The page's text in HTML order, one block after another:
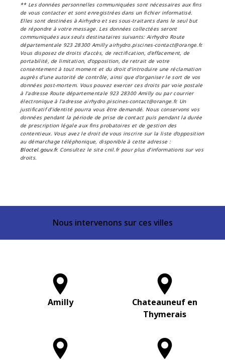
** Les données personnelles communiquées sont nécessaires aux fins
de vous contacter et sont enregistrées dans un fichier informatisé.
Elles sont destinées à Airhydro et ses sous-traitants dans le seul but
de répondre à votre message. Les données collectées seront
communiquées aux seuls destinataires suivants: Airhydro Route
départementale 923 28300 Amilly airhydro.piscines-contact@orange.fr.
Vous disposez de droits d’accès, de rectification, d’effacement, de
portabilité, de limitation, d’opposition, de retrait de votre
consentement à tout moment et du droit d’introduire une réclamation
auprès d’une autorité de contrôle, ainsi que d’organiser le sort de vos
données post-mortem. Vous pouvez exercer ces droits par voie postale
à l'adresse Route départementale 923 28300 Amilly ou par courrier
électronique à l'adresse airhydro.piscines-contact@orange.fr. Un
justificatif d'identité pourra vous être demandé. Nous conservons vos
données pendant la période de prise de contact puis pendant la durée
de prescription légale aux fins probatoires et de gestion des
contentieux. Vous avez le droit de vous inscrire sur la liste d'opposition
au démarchage téléphonique, disponible à cette adresse :
Bloctel.gouv.fr. Consultez le site cnil.fr pour plus d’informations sur vos
droits.
Nous intervenons sur ces villes
Amilly
Chateauneuf en
Thymerais